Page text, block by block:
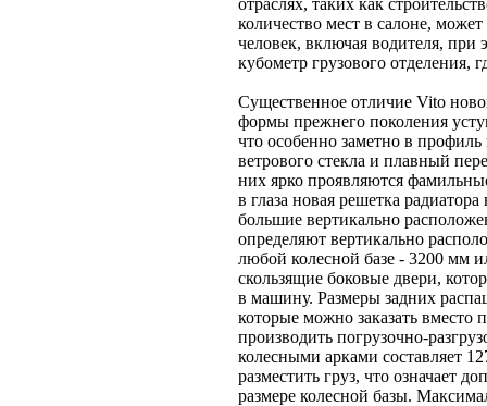
количество мест в салоне,
человек, включая водителя,
кубометр грузового отделения,
Существенное отличие Vito
формы прежнего поколения
что особенно заметно в
ветрового стекла и плавный
них ярко проявляются
в глаза новая решетка
большие вертикально
определяют вертикально
любой колесной базе - 3200 мм
скользящие боковые двери,
в машину. Размеры задних
которые можно заказать вместо
производить погрузочно-
колесными арками составляет
разместить груз, что означает
размере колесной базы.